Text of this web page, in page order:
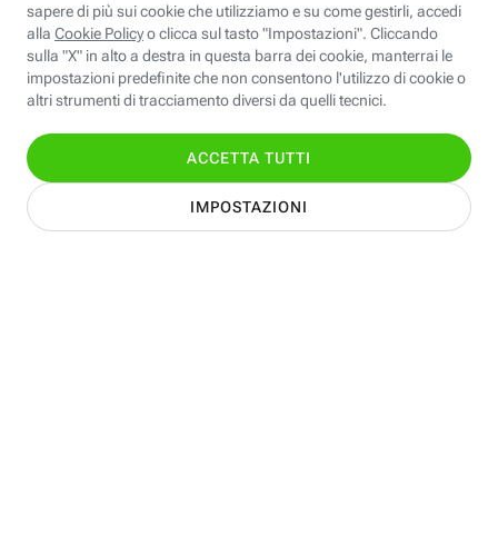
Tutto in un’appa portata di tap
SCARICA MYFASTWEB